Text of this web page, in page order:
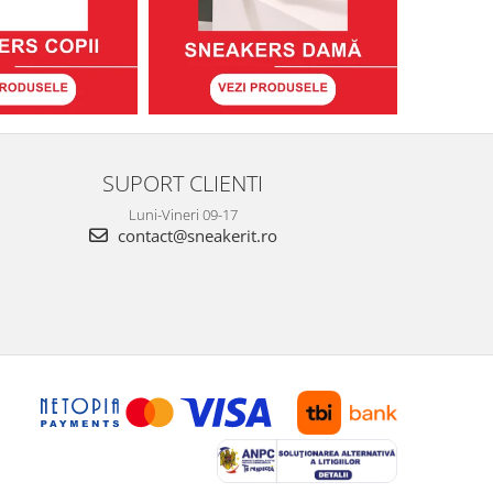
SUPORT CLIENTI
Luni-Vineri 09-17
contact@sneakerit.ro